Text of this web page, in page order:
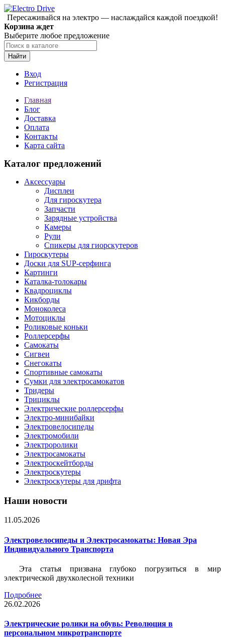
Пересаживайся на электро — наслаждайся каждой поездкой!
Корзина ждет
Выберите любое предложение
Найти
Вход
Регистрация
Главная
Блог
Доставка
Оплата
Контакты
Карта сайта
Каталог предложений
Аксессуары
Дисплеи
Для гироскутера
Запчасти
Зарядные устройства
Камеры
Рули
Спикеры для гиорскутеров
Гироскутеры
Доски для SUP-серфинга
Картинги
Каталка-толокары
Квадроциклы
Кикборды
Моноколеса
Мотоциклы
Роликовые коньки
Роллерсерфы
Самокаты
Сигвеи
Снегокаты
Спортивные самокаты
Сумки для электросамокатов
Тридеры
Трициклы
Электрические роллерсерфы
Электро-минибайки
Электровелосипеды
Электромобили
Электроролики
Электросамокаты
Электроскейтборды
Электроскутеры
Электроскутеры для дрифта
Наши новости
11.05.2026
Электровелосипеды и Электросамокаты: Новая Эра
Индивидуального Транспорта
Эта статья призвана глубоко погрузиться в мир
электрической двухколесной техники
Подробнее
26.02.2026
Электрические ролики на обувь: Революция в
персональном микротранспорте